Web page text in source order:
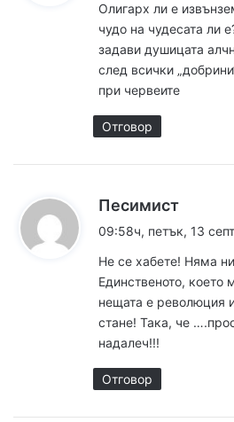
а
:
Олигарх ли е
чудо на чудесата ли
задави душицата
след всички
при червеите
Отговор
Песимист
а
:
09:58ч, петък, 13
Не се хабете! Няма
Единственото,
нещата е революция
стане! Така, че
надалеч!!!
Отговор